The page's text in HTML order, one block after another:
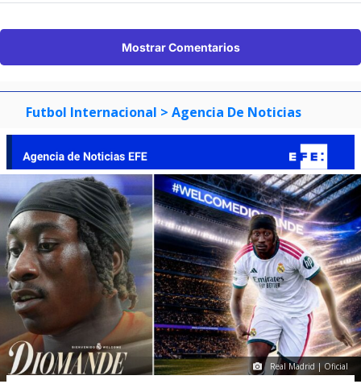
Mostrar Comentarios
Futbol Internacional > Agencia De Noticias
Real Madrid | Oficial